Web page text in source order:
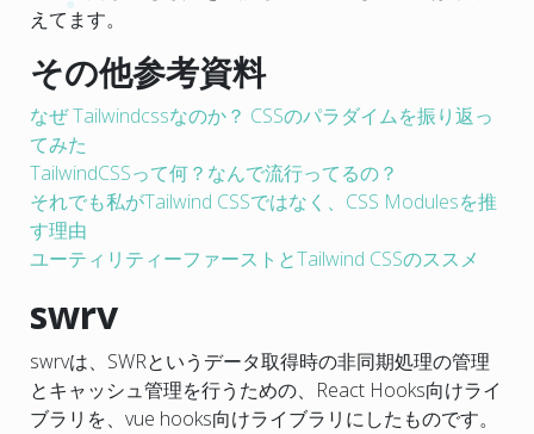
えてます。
その他参考資料
なぜ Tailwindcssなのか？ CSSのパラダイムを振り返っ
てみた
TailwindCSSって何？なんで流行ってるの？
それでも私がTailwind CSSではなく、CSS Modulesを推
す理由
ユーティリティーファーストとTailwind CSSのススメ
swrv
swrvは、SWRというデータ取得時の非同期処理の管理
とキャッシュ管理を行うための、React Hooks向けライ
ブラリを、vue hooks向けライブラリにしたものです。